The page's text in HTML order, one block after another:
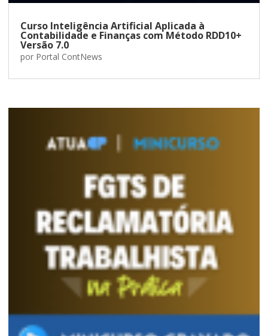
Curso Inteligência Artificial Aplicada à
Contabilidade e Finanças com Método RDD10+
Versão 7.0
por Portal ContNews